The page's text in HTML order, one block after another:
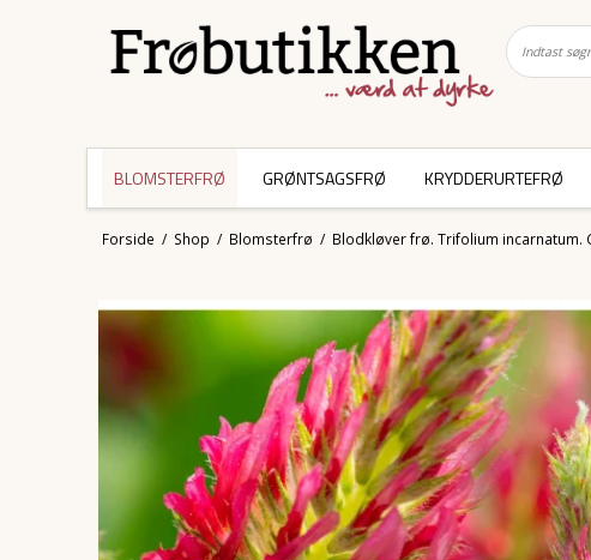
BLOMSTERFRØ GRØNTSAGSFRØ KRYDDERURTEFRØ
Forside / Shop / Blomsterfrø / Blodkløver frø. Trifolium incarnatum.